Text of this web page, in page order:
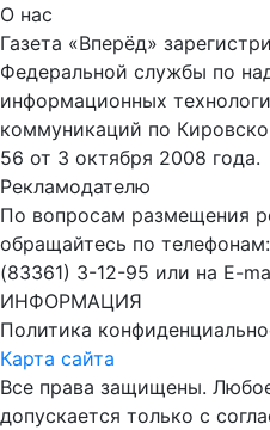
О нас
Газета «Вперёд»
Федеральной службы по
информационных
коммуникаций по
56 от 3 октября 2008 года.
Рекламодателю
По вопросам размещения
обращайтесь по
(83361) 3-12-95 или на E-
ИНФОРМАЦИЯ
Политика
Карта сайта
Все права защищены.
допускается только с